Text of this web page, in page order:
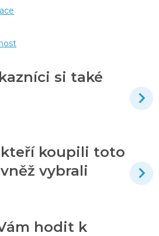
si také
kteří koupili toto
vybrali
hodit k